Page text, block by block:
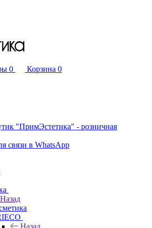
0 Корзина 0
"ПримЭстетика" - розничная
связи в WhatsApp
Назад
Назад